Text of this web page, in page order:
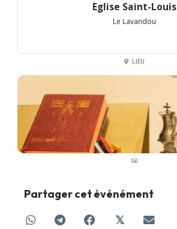
Eglise Saint-Louis
Le Lavandou
LIEU
Partager cet événément
𝕏